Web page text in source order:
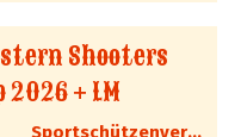
Shooters
+ LM
Sportschützenverband Westernschützen ,,SASS-CAS-Austria´´